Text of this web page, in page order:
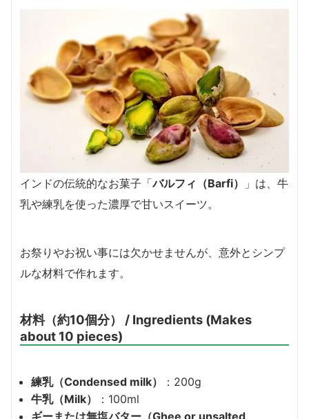
インドの伝統的なお菓子「バルフィ（Barfi）
」は、牛
乳や練乳を使った濃厚で甘いスイーツ。
お祭りやお祝い事には欠かせませんが、意外とシンプ
ルな材料で作れます。
材料（約10個分） / Ingredients (Makes
about 10 pieces)
練乳（Condensed milk）
：200g
牛乳（Milk）
：100ml